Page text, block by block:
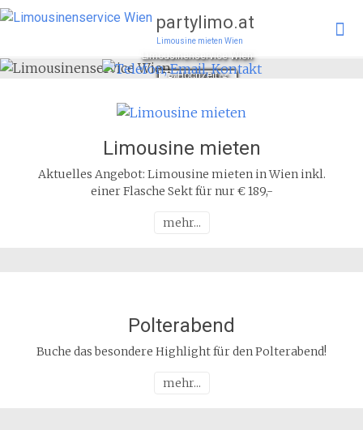
partylimo.at
Limousine mieten Wien
Limousinenservice Wien
Buchen ab 150€
Hochzeit
Club Package - Angebote
Polterabend
Limousine mieten
Aktuelles Angebot: Limousine mieten in Wien inkl.
einer Flasche Sekt für nur € 189,-
mehr...
Polterabend
Buche das besondere Highlight für den Polterabend!
mehr...